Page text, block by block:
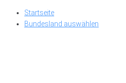
Skip
Startseite
Bundesland auswählen